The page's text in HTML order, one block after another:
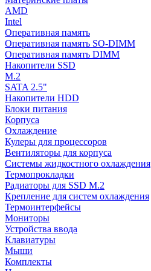
AMD
Intel
Оперативная память
Оперативная память SO-DIMM
Оперативная память DIMM
Накопители SSD
M.2
SATA 2.5"
Накопители HDD
Блоки питания
Корпуса
Охлаждение
Кулеры для процессоров
Вентиляторы для корпуса
Системы жидкостного охлаждения
Термопрокладки
Радиаторы для SSD M.2
Крепление для систем охлаждения
Термоинтерфейсы
Мониторы
Устройства ввода
Клавиатуры
Мыши
Комплекты